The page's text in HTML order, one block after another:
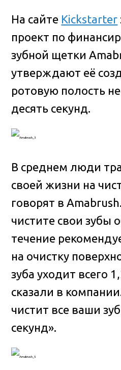
На сайте Kickstarter
проект по
зубной щетки
утверждают её
ротовую полость
десять секунд.
В среднем люди
своей жизни на
говорят в
чистите свои зубы
течение
на очистку
зуба уходит всего
сказали в
чистит все ваши
секунд».